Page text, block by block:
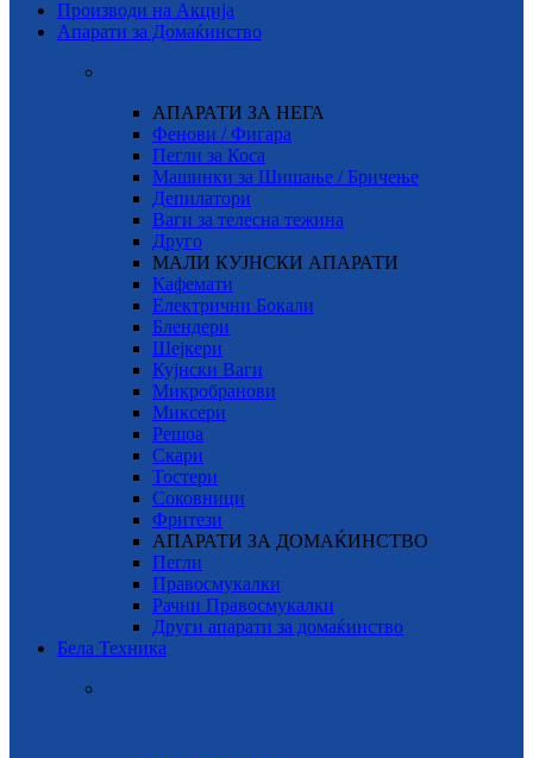
Производи на Акција
Апарати за Домаќинство
АПАРАТИ ЗА НЕГА
Фенови / Фигара
Пегли за Коса
Машинки за Шишање / Бричење
Депилатори
Ваги за телесна тежина
Друго
МАЛИ КУЈНСКИ АПАРАТИ
Кафемати
Електрични Бокали
Блендери
Шејкери
Кујнски Ваги
Микробранови
Миксери
Решоа
Скари
Тостери
Соковници
Фритези
АПАРАТИ ЗА ДОМАЌИНСТВО
Пегли
Правосмукалки
Рачни Правосмукалки
Други апарати за домаќинство
Бела Техника